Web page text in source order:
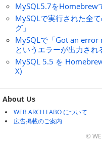
MySQL5.7をHomebrew
MySQLで実行された全
グ」
MySQLで「Got an error
というエラーが出力され
MySQL 5.5 を
X)
About Us
WEB ARCH LABO について
広告掲載のご案内
©